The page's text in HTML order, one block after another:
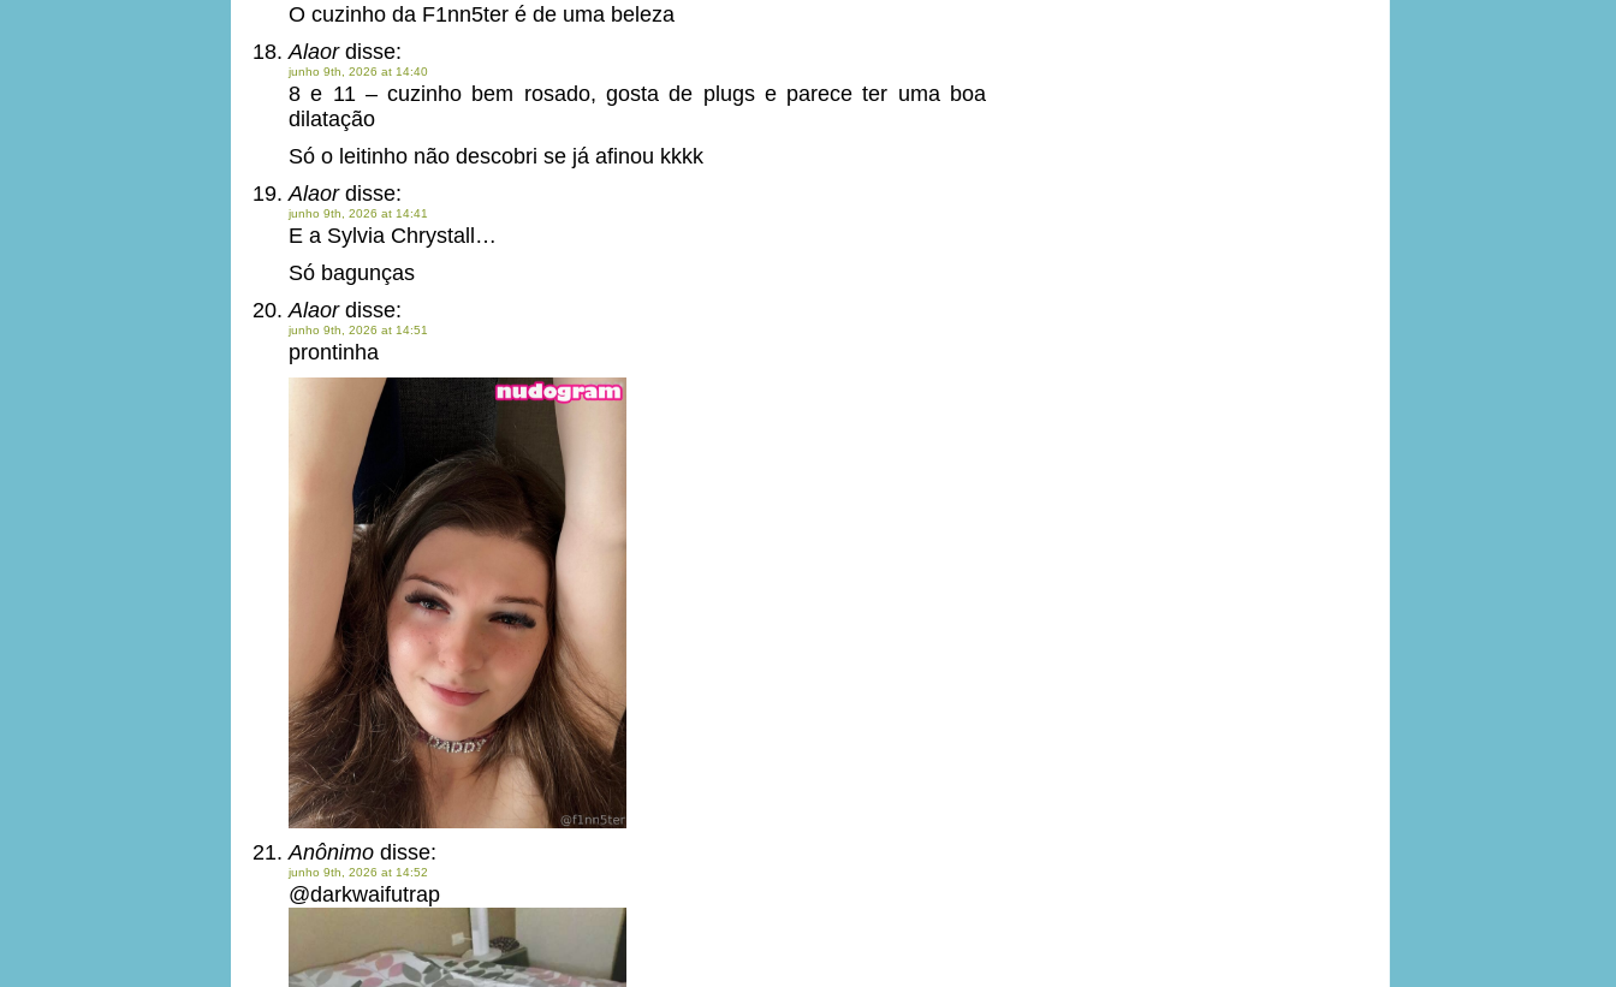
O cuzinho da F1nn5ter é de uma beleza
Alaordisse:
junho 9th, 2026 at 14:40
8 e 11 – cuzinho bem rosado, gosta de plugs e parece ter uma boa
dilatação
Só o leitinho não descobri se já afinou kkkk
Alaordisse:
junho 9th, 2026 at 14:41
E a Sylvia Chrystall…
Só bagunças
Alaordisse:
junho 9th, 2026 at 14:51
prontinha
Anônimo disse:
junho 9th, 2026 at 14:52
@darkwaifutrap